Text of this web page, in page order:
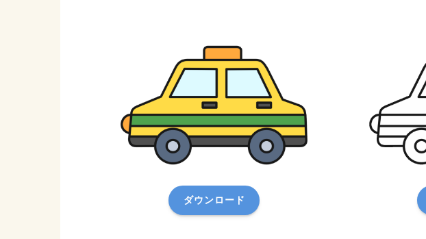
ダウンロード